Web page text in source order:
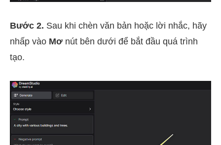
Bước 2. Sau khi chèn văn bản hoặc lời nhắc, hãy
nhấp vào Mơ nút bên dưới để bắt đầu quá trình
tạo.